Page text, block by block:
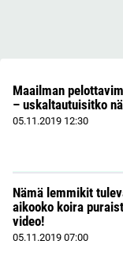
Maailman
– uskaltautuisitko
05.11.2019 12:30
Nämä lemmikit
aikooko koira
video!
05.11.2019 07:00